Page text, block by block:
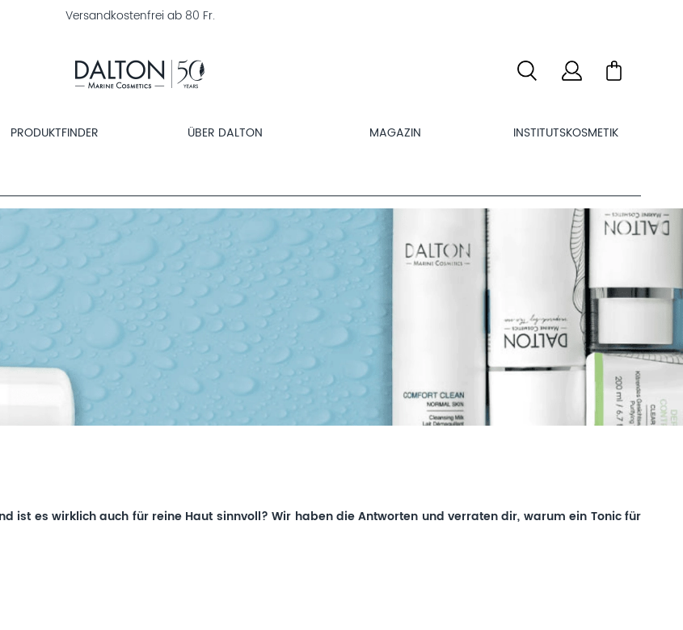
30 Tage Geld-zurück-Garantie
PRODUKTFINDER ÜBER DALTON MAGAZIN INSTITUTSKOSMETIK
ist es wirklich auch für reine Haut sinnvoll? Wir haben die Antworten und verraten dir, warum ein Tonic für